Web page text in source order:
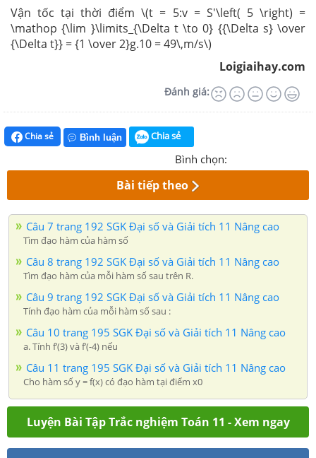
Vận tốc tại thời điểm \(t = 5:v = S'\left( 5 \right) =
\mathop {\lim }\limits_{\Delta t \to 0} {{\Delta s} \over
{\Delta t}} = {1 \over 2}g.10 = 49\,m/s\)
Loigiaihay.com
Đánh giá:
Chia sẻ Bình luận Chia sẻ
Bình chọn:
Bài tiếp theo
Câu 7 trang 192 SGK Đại số và Giải tích 11 Nâng cao
Tìm đạo hàm của hàm số
Câu 8 trang 192 SGK Đại số và Giải tích 11 Nâng cao
Tìm đạo hàm của mỗi hàm số sau trên R.
Câu 9 trang 192 SGK Đại số và Giải tích 11 Nâng cao
Tính đạo hàm của mỗi hàm số sau :
Câu 10 trang 195 SGK Đại số và Giải tích 11 Nâng cao
a. Tính f’(3) và f’(-4) nếu
Câu 11 trang 195 SGK Đại số và Giải tích 11 Nâng cao
Cho hàm số y = f(x) có đạo hàm tại điểm x0
Luyện Bài Tập Trắc nghiệm Toán 11 - Xem ngay